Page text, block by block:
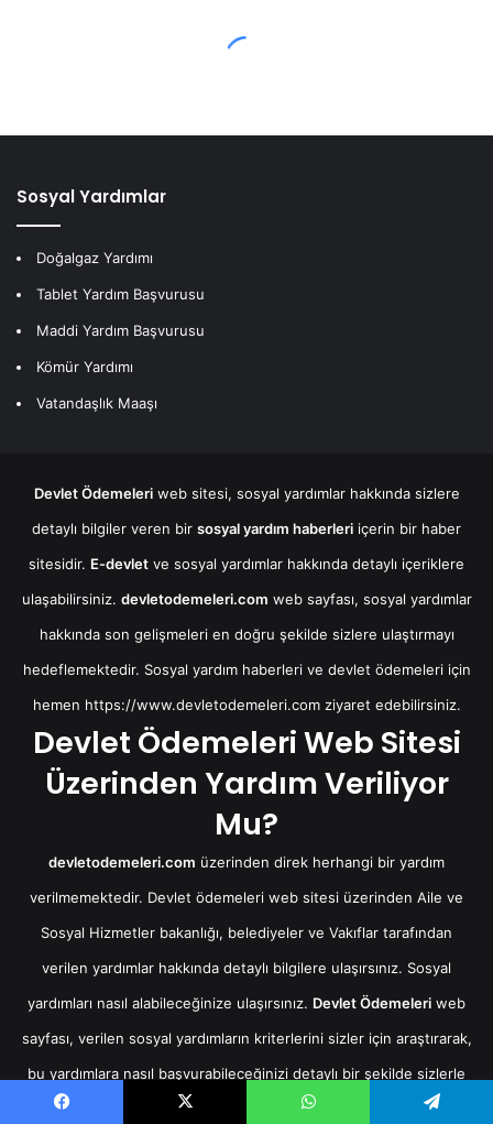
Sosyal Yardımlar
Doğalgaz Yardımı
Tablet Yardım Başvurusu
Maddi Yardım Başvurusu
Kömür Yardımı
Vatandaşlık Maaşı
Devlet Ödemeleriweb sitesi, sosyal yardımlar hakkında sizlere
detaylı bilgiler veren bir sosyal yardım haberleri içerin bir haber
sitesidir. E-devlet ve sosyal yardımlar hakkında detaylı içeriklere
ulaşabilirsiniz. devletodemeleri.com web sayfası, sosyal yardımlar
hakkında son gelişmeleri en doğru şekilde sizlere ulaştırmayı
hedeflemektedir. Sosyal yardım haberleri ve devlet ödemeleri için
hemen https://www.devletodemeleri.comziyaret edebilirsiniz.
Devlet Ödemeleri Web Sitesi
Üzerinden Yardım Veriliyor
Mu?
devletodemeleri.com üzerinden direk herhangi bir yardım
verilmemektedir. Devlet ödemeleri web sitesi üzerinden Aile ve
Sosyal Hizmetler bakanlığı, belediyeler ve Vakıflar tarafından
verilen yardımlar hakkında detaylı bilgilere ulaşırsınız. Sosyal
yardımları nasıl alabileceğinize ulaşırsınız. Devlet Ödemeleri web
sayfası, verilen sosyal yardımların kriterlerini sizler için araştırarak,
bu yardımlara nasıl başvurabileceğinizi detaylı bir şekilde sizlerle